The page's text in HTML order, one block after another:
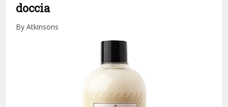
doccia
By Atkinsons